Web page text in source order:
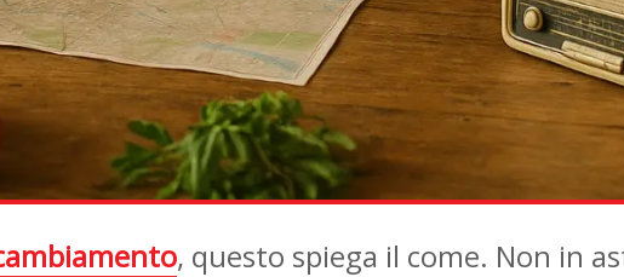
, questo spiega il come. Non in